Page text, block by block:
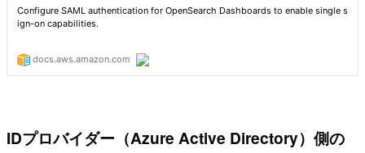
IDプロバイダー（Azure Active Directory）側の